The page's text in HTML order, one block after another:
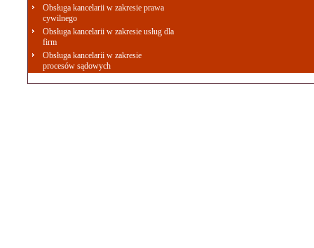
Obsługa kancelarii w zakresie prawa
cywilnego
Obsługa kancelarii w zakresie usług dla
firm
Obsługa kancelarii w zakresie
procesów sądowych